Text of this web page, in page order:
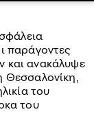
παράγοντες
και ανακάλυψε
Θεσσαλονίκη,
του
του